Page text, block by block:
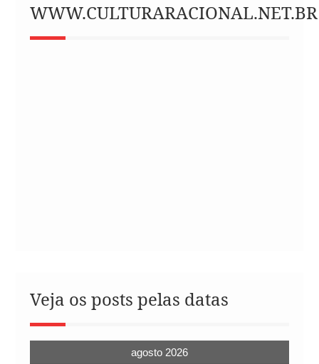
WWW.CULTURARACIONAL.NET.BR
Veja os posts pelas datas
agosto 2026